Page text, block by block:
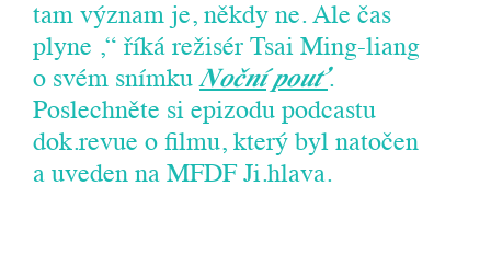
tam význam je, někdy ne. Ale čas
plyne ,“ říká režisér Tsai Ming-liang
o svém snímkuNoční pouť.
Poslechněte si epizodu podcastu
dok.revue o filmu, který byl natočen
a uveden na MFDF Ji.hlava.